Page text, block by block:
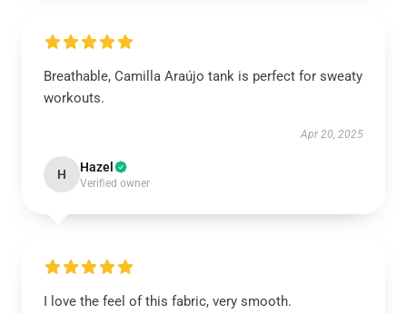
Breathable, Camilla Araújo tank is perfect for sweaty
workouts.
Apr 20, 2025
H Hazel
Verified owner
I love the feel of this fabric, very smooth.